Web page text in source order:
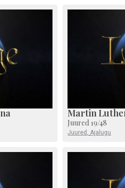
Martin
Juured 19/48
Juured ,Ajalugu